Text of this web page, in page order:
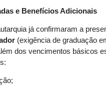
e Benefícios Adicionais
já confirmaram a
(exigência de graduação
dos vencimentos básicos